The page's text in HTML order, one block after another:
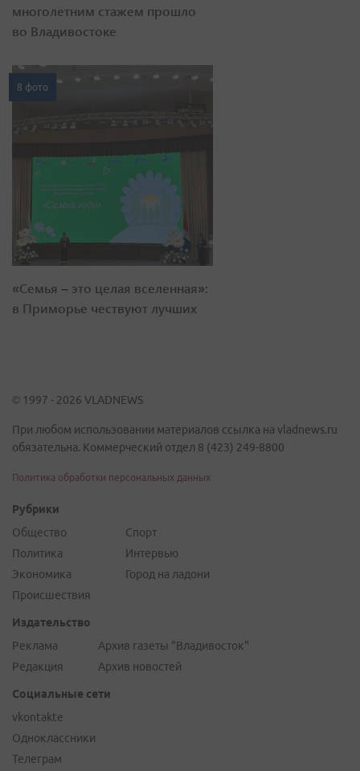
многолетним стажем прошло
во Владивостоке
8 фото
«Семья – это целая вселенная»:
в Приморье чествуют лучших
© 1997 - 2026 VLADNEWS
При любом использовании материалов ссылка на vladnews.ru
обязательна. Коммерческий отдел 8 (423) 249-8800
Политика обработки персональных данных
Рубрики
Общество
Политика
Экономика
Происшествия
Спорт
Интервью
Город на ладони
Издательство
Реклама
Редакция
Архив газеты "Владивосток"
Архив новостей
Социальные сети
vkontakte
Одноклассники
Телеграм